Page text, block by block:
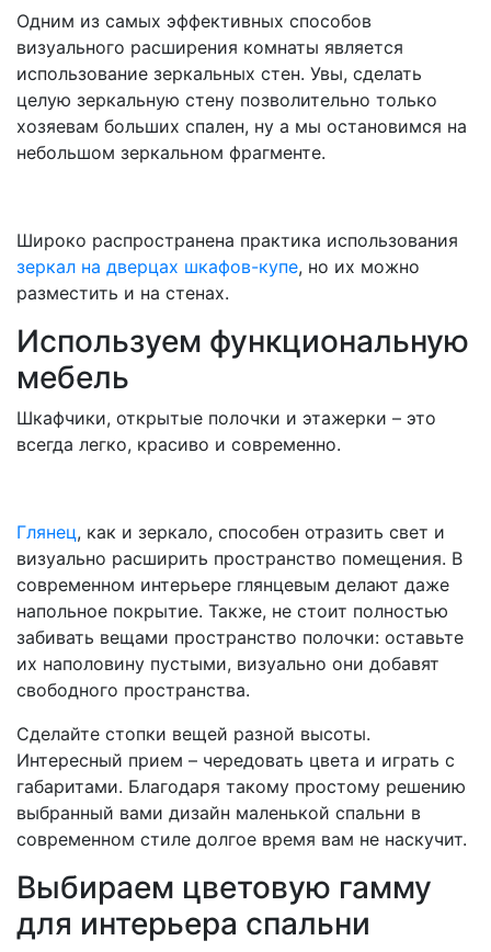
Одним из самых эффективных способов
визуального расширения комнаты является
использование зеркальных стен. Увы, сделать
целую зеркальную стену позволительно только
хозяевам больших спален, ну а мы остановимся на
небольшом зеркальном фрагменте.
Широко распространена практика использования
зеркал на дверцах шкафов-купе, но их можно
разместить и на стенах.
Используем функциональную
мебель
Шкафчики, открытые полочки и этажерки – это
всегда легко, красиво и современно.
Глянец, как и зеркало, способен отразить свет и
визуально расширить пространство помещения. В
современном интерьере глянцевым делают даже
напольное покрытие. Также, не стоит полностью
забивать вещами пространство полочки: оставьте
их наполовину пустыми, визуально они добавят
свободного пространства.
Сделайте стопки вещей разной высоты.
Интересный прием – чередовать цвета и играть с
габаритами. Благодаря такому простому решению
выбранный вами дизайн маленькой спальни в
современном стиле долгое время вам не наскучит.
Выбираем цветовую гамму
для интерьера спальни